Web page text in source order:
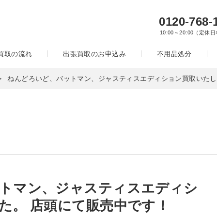
0120-768-
10:00～20:00（定休日
取の流れ 出張買取のお申込み 不用品処分
ねんどろいど、バットマン、ジャスティスエディション買取いた
マン、ジャスティスエディシ
。 店頭にて販売中です！